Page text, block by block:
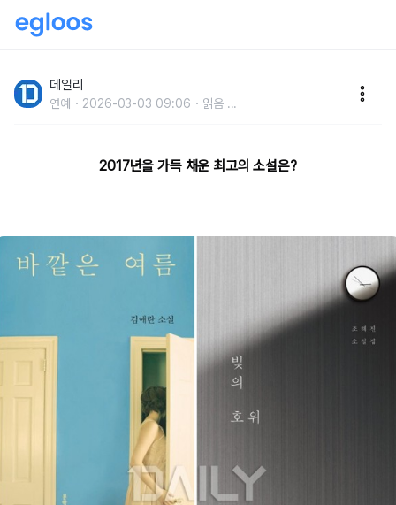
데일리
연예 2026-03-03 09:06 읽음 ...
2017년을 가득 채운 최고의 소설은?